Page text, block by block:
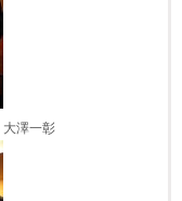
澤一彰